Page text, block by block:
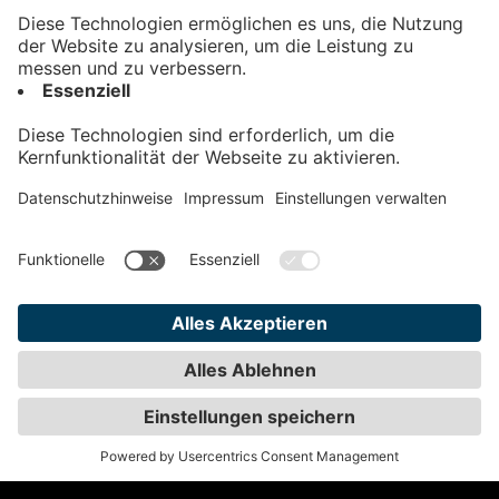
Kontakt
Impressum
Teilnahmebedingungen
Privatsphäre